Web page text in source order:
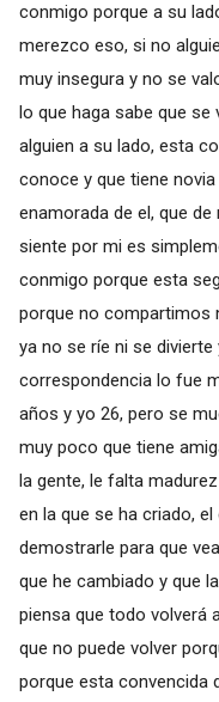
conmigo porque a su
merezco eso, si no
muy insegura y no se
lo que haga sabe que se
alguien a su lado, esta
conoce y que tiene
enamorada de el, que
siente por mi es
conmigo porque esta
porque no compartimos
ya no se ríe ni se
correspondencia lo fue
años y yo 26, pero se
muy poco que tiene
la gente, le falta
en la que se ha criado,
demostrarle para que
que he cambiado y que
piensa que todo volverá
que no puede volver
porque esta convencida